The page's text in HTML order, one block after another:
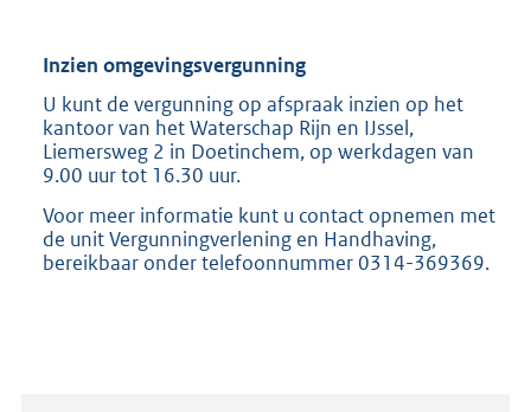
Inzien omgevingsvergunning
U kunt de vergunning op afspraak inzien op het
kantoor van het Waterschap Rijn en IJssel,
Liemersweg 2 in Doetinchem, op werkdagen van
9.00 uur tot 16.30 uur.
Voor meer informatie kunt u contact opnemen met
de unit Vergunningverlening en Handhaving,
bereikbaar onder telefoonnummer 0314-369369.